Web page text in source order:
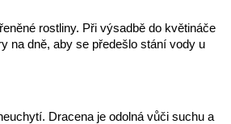
rostliny. Při výsadbě do květináče
na dně, aby se předešlo stání vody u
Dracena je odolná vůči suchu a